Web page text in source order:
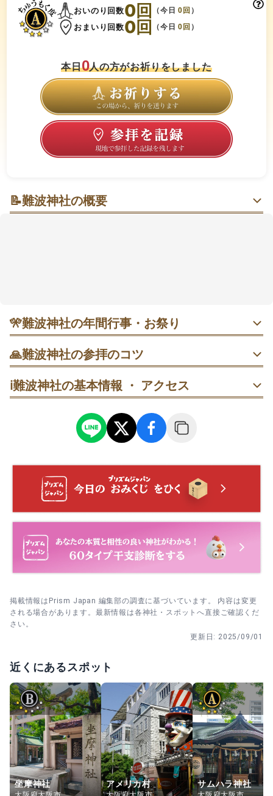
おいのり回数0回 （今日0 回 ）
おまいり回数0回 （今日0 回 ）
本日0人の方がお祈りをしました
📝難波神社の概要
月の菖蒲（しょうぶ）にちなむ御朱印もあり、季節の
記念にも。駅から徒歩5分ほどと足を運びやすく、仕事
前の短時間参拝にも向いています🍃
🎌難波神社の年間行事・お祭り
・ 6月7日 菖蒲神事｜境内で育った花菖蒲を神前に供える行
事。初夏の清々しさを感じたい人に。静かに参列して季節
の空気を味わうのがおすすめ。
に負けないよう願う夏祭り。夕方に訪れると雰囲気も涼や
かで参拝しやすい。
🙏難波神社の参拝のコツ
手水→拝殿→一礼と深呼吸→お参りの順で。平日の朝が狙
い目。
本殿参拝を済ませたら、西側の楠へ。混雑を避けるなら午
最寄り駅から徒歩5分ほど。心斎橋または本町方面からアク
セスしやすい。
開始時間前に本殿まわりの位置を確認し、神事中は私語を
控えて静かに参列。
本殿に参拝後、境内の案内に従って配布場所へ並ぶ。列が
ℹ️難波神社の基本情報 ・ アクセス
掲載情報はPrism Japan 編集部の調査に基づいています。 内容は変更
される場合があります。最新情報は各神社・スポットへ直接ご確認くだ
さい。
更新日: 2025/09/01
近くにあるスポット
坐摩神社 アメリカ村 サムハラ神社